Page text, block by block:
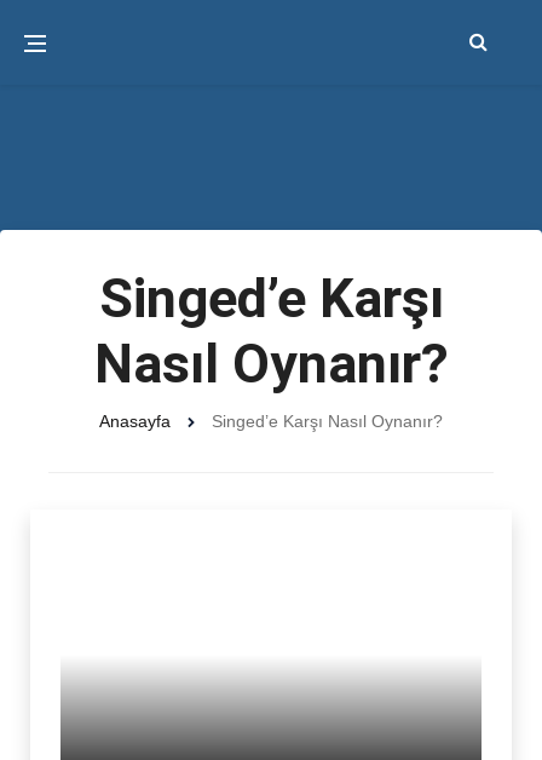
Singed’e Karşı
Nasıl Oynanır?
Anasayfa Singed’e Karşı Nasıl Oynanır?